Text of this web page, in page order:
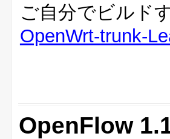
ご自分でビルド
OpenWrt-trunk-
OpenFlow